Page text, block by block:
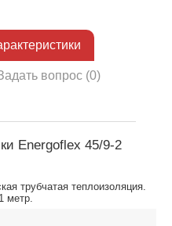
вопрос (0)
Energoflex 45/9-2
трубчатая теплоизоляция.
метр.